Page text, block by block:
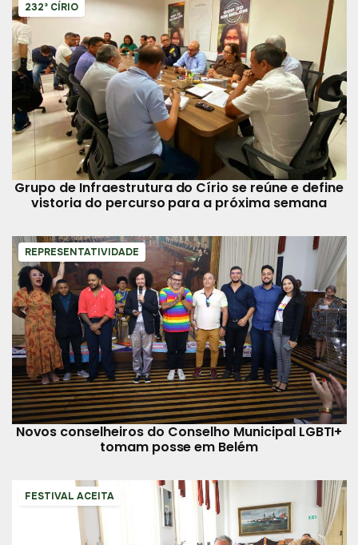
232º CÍRIO
Grupo de Infraestrutura do Círio se reúne e define
vistoria do percurso para a próxima semana
REPRESENTATIVIDADE
Novos conselheiros do Conselho Municipal LGBTI+
tomam posse em Belém
FESTIVAL ACEITA